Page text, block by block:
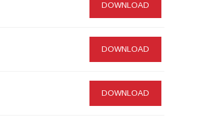
DOWNLOAD
DOWNLOAD
DOWNLOAD